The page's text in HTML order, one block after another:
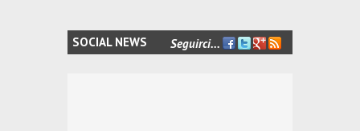
SOCIAL NEWS Seguirci... FACEBOOK
TWITTER
GOOGLE+